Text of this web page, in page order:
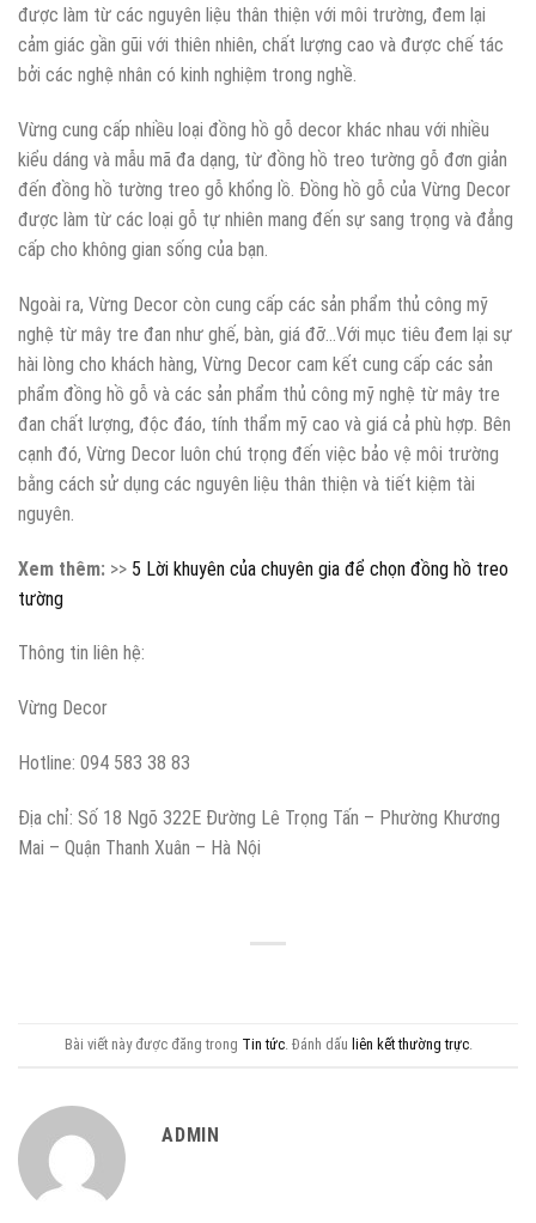
được làm từ các nguyên liệu thân thiện với môi trường, đem lại
cảm giác gần gũi với thiên nhiên, chất lượng cao và được chế tác
bởi các nghệ nhân có kinh nghiệm trong nghề.
Vừng cung cấp nhiều loại đồng hồ gỗ decor khác nhau với nhiều
kiểu dáng và mẫu mã đa dạng, từ đồng hồ treo tường gỗ đơn giản
đến đồng hồ tường treo gỗ khổng lồ. Đồng hồ gỗ của Vừng Decor
được làm từ các loại gỗ tự nhiên mang đến sự sang trọng và đẳng
cấp cho không gian sống của bạn.
Ngoài ra, Vừng Decor còn cung cấp các sản phẩm thủ công mỹ
nghệ từ mây tre đan như ghế, bàn, giá đỡ…Với mục tiêu đem lại sự
hài lòng cho khách hàng, Vừng Decor cam kết cung cấp các sản
phẩm đồng hồ gỗ và các sản phẩm thủ công mỹ nghệ từ mây tre
đan chất lượng, độc đáo, tính thẩm mỹ cao và giá cả phù hợp. Bên
cạnh đó, Vừng Decor luôn chú trọng đến việc bảo vệ môi trường
bằng cách sử dụng các nguyên liệu thân thiện và tiết kiệm tài
nguyên.
Xem thêm: >> 5 Lời khuyên của chuyên gia để chọn đồng hồ treo
tường
Thông tin liên hệ:
Vừng Decor
Hotline: 094 583 38 83
Địa chỉ: Số 18 Ngõ 322E Đường Lê Trọng Tấn – Phường Khương
Mai – Quận Thanh Xuân – Hà Nội
Bài viết này được đăng trong Tin tức. Đánh dấu liên kết thường trực.
ADMIN